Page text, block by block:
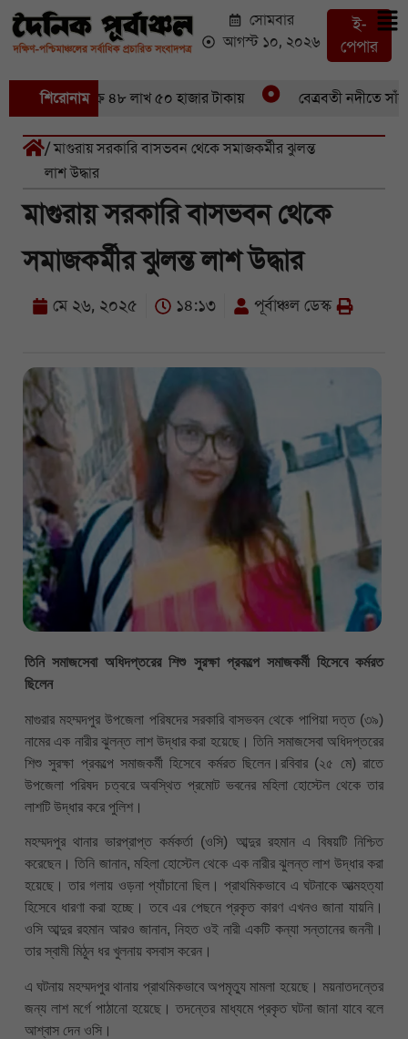
সোমবার
আগস্ট ১০, ২০২৬
ই-
পেপার
শিরোনাম
মণ ইলিশবিক্রি ৪৮ লাখ ৫০ হাজার টাকায় বেত্রবতী নদীতে সাঁকো
/ মাগুরায় সরকারি বাসভবন থেকে সমাজকর্মীর ঝুলন্ত
লাশ উদ্ধার
মাগুরায় সরকারি বাসভবন থেকে
সমাজকর্মীর ঝুলন্ত লাশ উদ্ধার
মে ২৬, ২০২৫ ১৪:১৩ পূর্বাঞ্চল ডেস্ক
তিনি সমাজসেবা অধিদপ্তরের শিশু সুরক্ষা প্রকল্পে সমাজকর্মী হিসেবে কর্মরত
ছিলেন
মাগুরার মহম্মদপুর উপজেলা পরিষদের সরকারি বাসভবন থেকে পাপিয়া দত্ত (৩৯)
নামের এক নারীর ঝুলন্ত লাশ উদ্ধার করা হয়েছে। তিনি সমাজসেবা অধিদপ্তরের
শিশু সুরক্ষা প্রকল্পে সমাজকর্মী হিসেবে কর্মরত ছিলেন।রবিবার (২৫ মে) রাতে
উপজেলা পরিষদ চত্বরে অবস্থিত প্রমোট ভবনের মহিলা হোস্টেল থেকে তার
লাশটি উদ্ধার করে পুলিশ।
মহম্মদপুর থানার ভারপ্রাপ্ত কর্মকর্তা (ওসি) আব্দুর রহমান এ বিষয়টি নিশ্চিত
করেছেন। তিনি জানান, মহিলা হোস্টেল থেকে এক নারীর ঝুলন্ত লাশ উদ্ধার করা
হয়েছে। তার গলায় ওড়না প্যাঁচানো ছিল। প্রাথমিকভাবে এ ঘটনাকে আত্মহত্যা
হিসেবে ধারণা করা হচ্ছে। তবে এর পেছনে প্রকৃত কারণ এখনও জানা যায়নি।
ওসি আব্দুর রহমান আরও জানান, নিহত ওই নারী একটি কন্যা সন্তানের জননী।
তার স্বামী মিঠুন ধর খুলনায় বসবাস করেন।
এ ঘটনায় মহম্মদপুর থানায় প্রাথমিকভাবে অপমৃত্যু মামলা হয়েছে। ময়নাতদন্তের
জন্য লাশ মর্গে পাঠানো হয়েছে। তদন্তের মাধ্যমে প্রকৃত ঘটনা জানা যাবে বলে
আশ্বাস দেন ওসি।